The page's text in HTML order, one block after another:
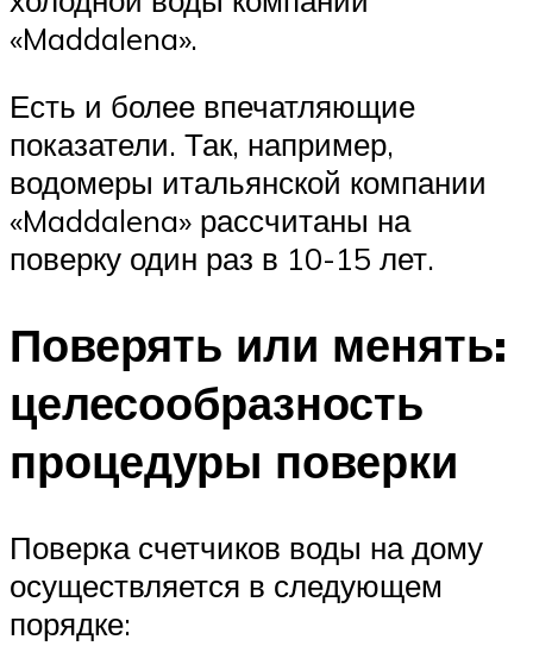
«Maddalena».
Есть и более впечатляющие
показатели. Так, например,
водомеры итальянской компании
«Maddalena» рассчитаны на
поверку один раз в 10-15 лет.
Поверять или менять:
целесообразность
процедуры поверки
Поверка счетчиков воды на дому
осуществляется в следующем
порядке: